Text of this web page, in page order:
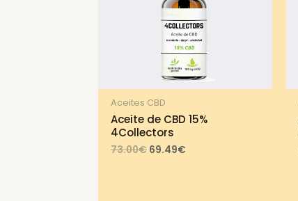
Aceites CBD
Aceite de CBD 15%
4Collectors
73.00€ Original
69.49€Current